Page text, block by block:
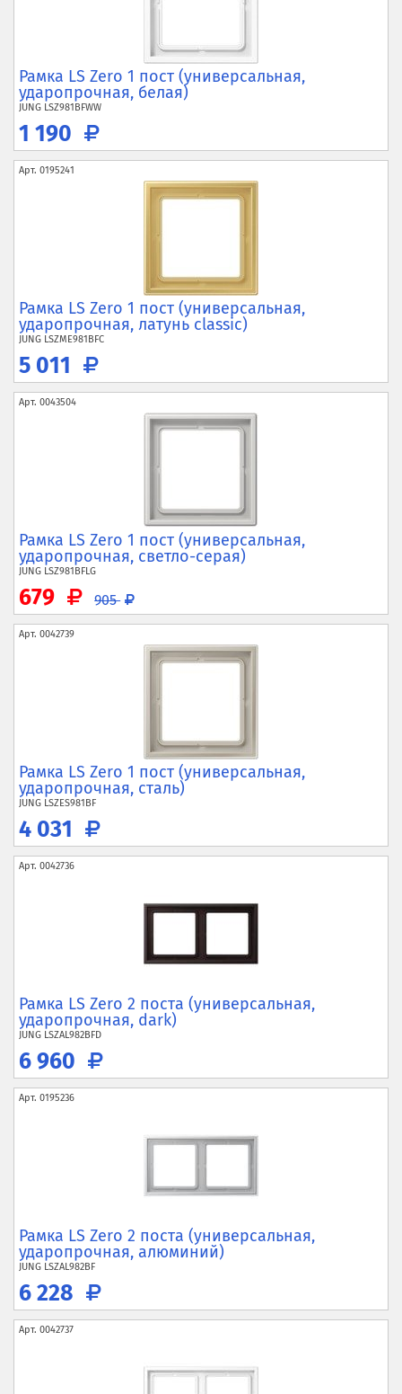
Рамка LS Zero 1 пост (универсальная,
ударопрочная, белая)
JUNG LSZ981BFWW
1 190
Арт. 0195241
Рамка LS Zero 1 пост (универсальная,
ударопрочная, латунь classic)
JUNG LSZME981BFC
5 011
Арт. 0043504
Рамка LS Zero 1 пост (универсальная,
ударопрочная, светло-серая)
JUNG LSZ981BFLG
679 905
Арт. 0042739
Рамка LS Zero 1 пост (универсальная,
ударопрочная, сталь)
JUNG LSZES981BF
4 031
Арт. 0042736
Рамка LS Zero 2 поста (универсальная,
ударопрочная, dark)
JUNG LSZAL982BFD
6 960
Арт. 0195236
Рамка LS Zero 2 поста (универсальная,
ударопрочная, алюминий)
JUNG LSZAL982BF
6 228
Арт. 0042737